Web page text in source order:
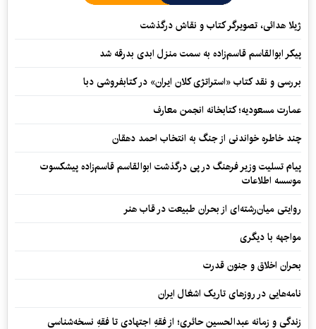
ژیلا هدائی، تصویرگر کتاب و نقاش درگذشت
پیکر ابوالقاسم قاسم‌زاده به سمت منزل ابدی بدرقه شد
بررسی و نقد کتاب «استراتژی کلان ایران» در کتابفروشی دبا
عمارت مسعودیه؛ کتابخانه انجمن معارف
چند خاطره خواندنی از جنگ به انتخاب احمد دهقان
پیام تسلیت وزیر فرهنگ در پی درگذشت ابوالقاسم قاسم‌زاده پیشکسوت
موسسه اطلاعات
روایتی میان‌رشته‌ای از بحران طبیعت در قاب هنر
مواجهه با دیگری
بحران اخلاق و جنون قدرت
نامه‌هایی در روزهای تاریک اشغال ایران
زندگی و زمانه عبدالحسین حائری؛ از فقهِ اجتهادی تا فقهِ نسخه‌شناسی